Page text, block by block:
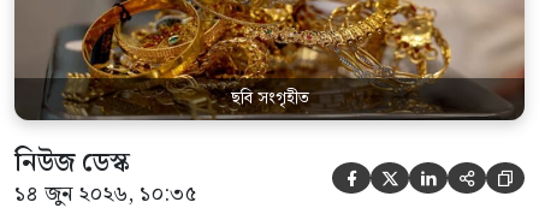
ছবি সংগৃহীত
নিউজ ডেস্ক
১৪ জুন ২০২৬, ১০:৩৫     